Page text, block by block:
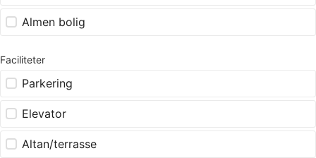
Almen bolig
Faciliteter
Parkering
Elevator
Altan/terrasse